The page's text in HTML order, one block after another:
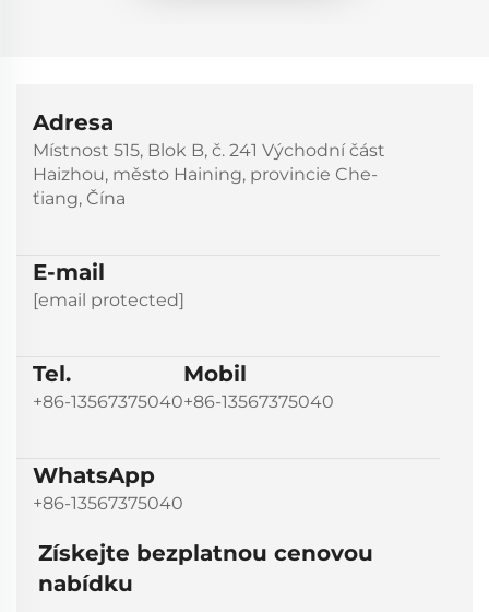
Adresa
Místnost 515, Blok B, č. 241 Východní část
Haizhou, město Haining, provincie Che-
ťiang, Čína
E-mail
[email protected]
Tel.
+86-13567375040
Mobil
+86-13567375040
WhatsApp
+86-13567375040
Získejte bezplatnou cenovou
nabídku